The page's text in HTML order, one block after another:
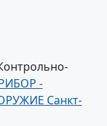
-
Санкт-